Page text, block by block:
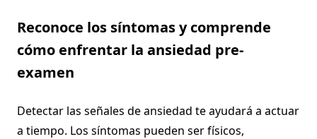
Reconoce los síntomas y comprende
cómo enfrentar la ansiedad pre-
examen
Detectar las señales de ansiedad te ayudará a actuar
a tiempo. Los síntomas pueden ser físicos,